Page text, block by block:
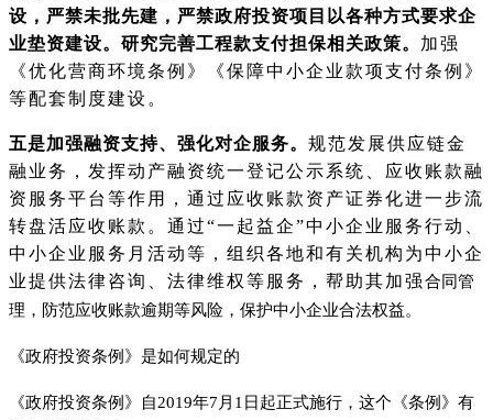
设，严禁未批先建，严禁政府投资项目以各种方式要求企
业垫资建设。研究完善工程款支付担保相关政策。 加强
《优化营商环境条例》《保障中小企业款项支付条例》
等配套制度建设。
五是加强融资支持、强化对企服务。 规范发展供应链金
融业务，发挥动产融资统一登记公示系统、应收账款融
资服务平台等作用，通过应收账款资产证券化进一步流
转盘活应收账款。通过“一起益企”中小企业服务行动、
中小企业服务月活动等，组织各地和有关机构为中小企
业提供法律咨询、法律维权等服务，帮助其加强合同管
理，防范应收账款逾期等风险，保护中小企业合法权益。
《政府投资条例》是如何规定的
《政府投资条例》自2019年7月1日起正式施行，这个《条例》有